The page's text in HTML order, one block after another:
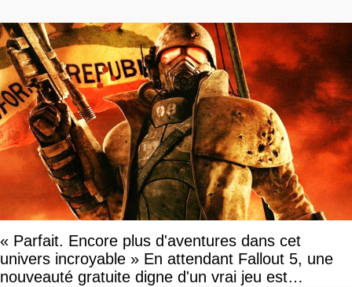
« Parfait. Encore plus d'aventures dans cet
univers incroyable » En attendant Fallout 5, une
nouveauté gratuite digne d'un vrai jeu est